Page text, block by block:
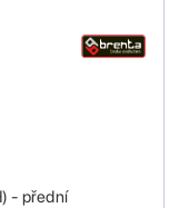
- přední